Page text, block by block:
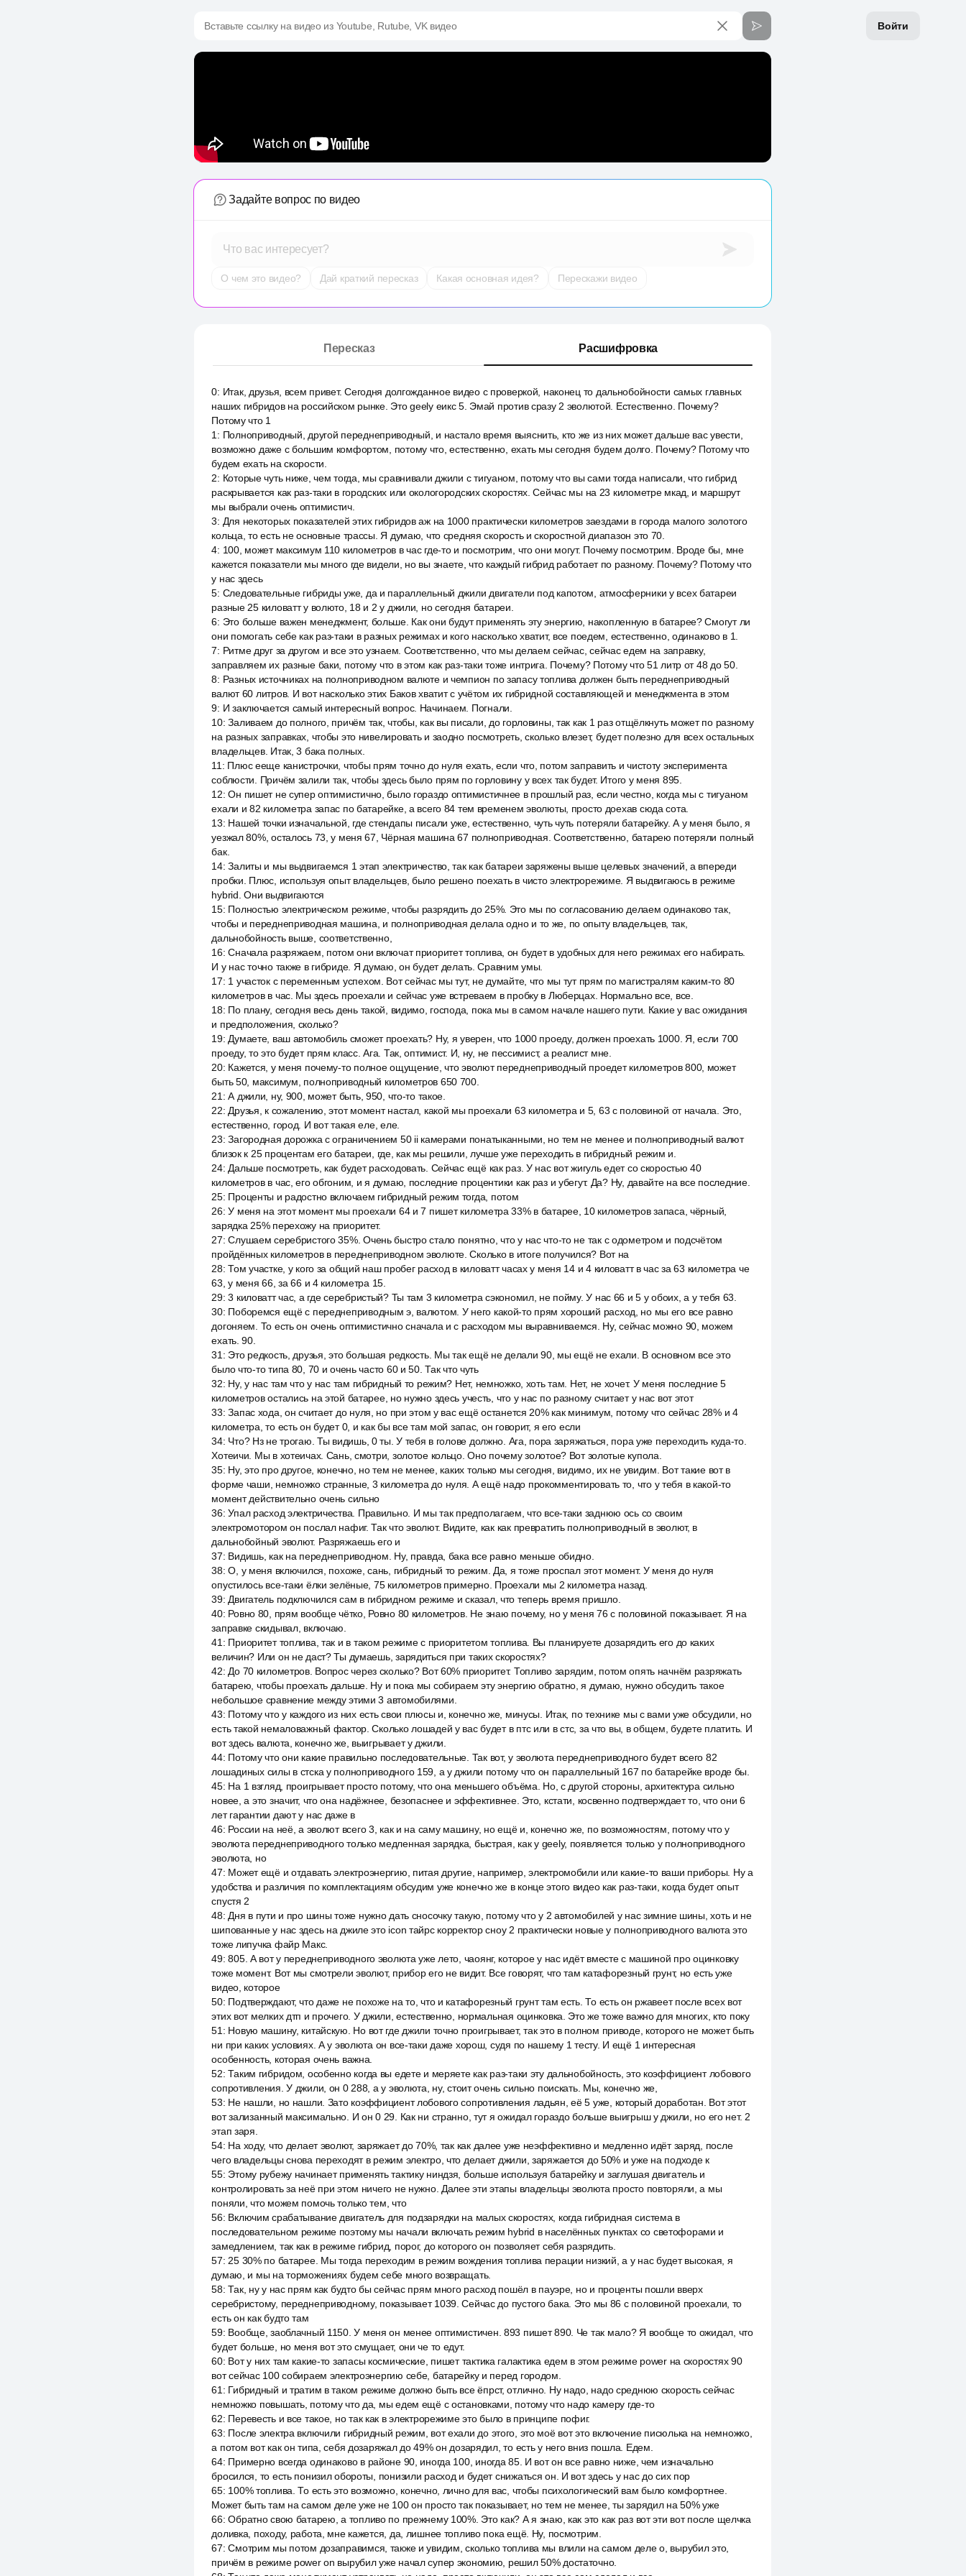
Войти
Вставьте ссылку на видео из Youtube, Rutube, VK видео
Задайте вопрос по видео
Что вас интересует?
О чем это видео? Дай краткий пересказ Какая основная идея? Перескажи видео
Пересказ Расшифровка
0: Итак, друзья, всем привет. Сегодня долгожданное видео с проверкой, наконец то дальнобойности самых главных
наших гибридов на российском рынке. Это geely еикс 5. Эмай против сразу 2 эволютой. Естественно. Почему?
Потому что 1
1 : Полноприводный, другой переднеприводный, и настало время выяснить, кто же из них может дальше вас увести,
возможно даже с большим комфортом, потому что, естественно, ехать мы сегодня будем долго. Почему? Потому что
будем ехать на скорости.
2: Которые чуть ниже, чем тогда, мы сравнивали джили с тигуаном, потому что вы сами тогда написали, что гибрид
раскрывается как раз-таки в городских или окологородских скоростях. Сейчас мы на 23 километре мкад, и маршрут
мы выбрали очень оптимистич.
3: Для некоторых показателей этих гибридов аж на 1000 практически километров заездами в города малого золотого
кольца, то есть не основные трассы. Я думаю, что средняя скорость и скоростной диапазон это 70.
4: 100, может максимум 110 километров в час где-то и посмотрим, что они могут. Почему посмотрим. Вроде бы, мне
кажется показатели мы много где видели, но вы знаете, что каждый гибрид работает по разному. Почему? Потому что
у нас здесь
5: Следовательные гибриды уже, да и параллельный джили двигатели под капотом, атмосферники у всех батареи
разные 25 киловатт у волюто, 18 и 2 у джили, но сегодня батареи.
6: Это больше важен менеджмент, больше. Как они будут применять эту энергию, накопленную в батарее? Смогут ли
они помогать себе как раз-таки в разных режимах и кого насколько хватит, все поедем, естественно, одинаково в 1.
7: Ритме друг за другом и все это узнаем. Соответственно, что мы делаем сейчас, сейчас едем на заправку,
заправляем их разные баки, потому что в этом как раз-таки тоже интрига. Почему? Потому что 51 литр от 48 до 50.
8: Разных источниках на полноприводном валюте и чемпион по запасу топлива должен быть переднеприводный
валют 60 литров. И вот насколько этих Баков хватит с учётом их гибридной составляющей и менеджмента в этом
9: И заключается самый интересный вопрос. Начинаем. Погнали.
10:Заливаем до полного, причём так, чтобы, как вы писали, до горловины, так как 1 раз отщёлкнуть может по разному
на разных заправках, чтобы это нивелировать и заодно посмотреть, сколько влезет, будет полезно для всех остальных
владельцев. Итак, 3 бака полных.
11 : Плюс ееще канистрочки, чтобы прям точно до нуля ехать, если что, потом заправить и чистоту эксперимента
соблюсти. Причём залили так, чтобы здесь было прям по горловину у всех так будет. Итого у меня 895.
12:Он пишет не супер оптимистично, было гораздо оптимистичнее в прошлый раз, если честно, когда мы с тигуаном
ехали и 82 километра запас по батарейке, а всего 84 тем временем эволюты, просто доехав сюда сота.
13: Нашей точки изначальной, где стендапы писали уже, естественно, чуть чуть потеряли батарейку. А у меня было, я
уезжал 80%, осталось 73, у меня 67, Чёрная машина 67 полноприводная. Соответственно, батарею потеряли полный
бак.
14:Залиты и мы выдвигаемся 1 этап электричество, так как батареи заряжены выше целевых значений, а впереди
пробки. Плюс, используя опыт владельцев, было решено поехать в чисто электрорежиме. Я выдвигаюсь в режиме
hybrid. Они выдвигаются
15: Полностью электрическом режиме, чтобы разрядить до 25%. Это мы по согласованию делаем одинаково так,
чтобы и переднеприводная машина, и полноприводная делала одно и то же, по опыту владельцев, так,
дальнобойность выше, соответственно,
16:Сначала разряжаем, потом они включат приоритет топлива, он будет в удобных для него режимах его набирать.
И у нас точно также в гибриде. Я думаю, он будет делать. Сравним умы.
17: 1 участок с переменным успехом. Вот сейчас мы тут, не думайте, что мы тут прям по магистралям каким-то 80
километров в час. Мы здесь проехали и сейчас уже встреваем в пробку в Люберцах. Нормально все, все.
18: По плану, сегодня весь день такой, видимо, господа, пока мы в самом начале нашего пути. Какие у вас ожидания
и предположения, сколько?
19: Думаете, ваш автомобиль сможет проехать? Ну, я уверен, что 1000 проеду, должен проехать 1000. Я, если 700
проеду, то это будет прям класс. Ага. Так, оптимист. И, ну, не пессимист, а реалист мне.
20: Кажется, у меня почему-то полное ощущение, что эволют переднеприводный проедет километров 800, может
быть 50, максимум, полноприводный километров 650 700.
21 :А джили, ну, 900, может быть, 950, что-то такое.
22: Друзья, к сожалению, этот момент настал, какой мы проехали 63 километра и 5, 63 с половиной от начала. Это,
естественно, город. И вот такая еле, еле.
23:Загородная дорожка с ограничением 50 ii камерами понатыканными, но тем не менее и полноприводный валют
близок к 25 процентам его батареи, где, как мы решили, лучше уже переходить в гибридный режим и.
24: Дальше посмотреть, как будет расходовать. Сейчас ещё как раз. У нас вот жигуль едет со скоростью 40
километров в час, его обгоним, и я думаю, последние процентики как раз и убегут. Да? Ну, давайте на все последние.
25: Проценты и радостно включаем гибридный режим тогда, потом
26:У меня на этот момент мы проехали 64 и 7 пишет километра 33% в батарее, 10 километров запаса, чёрный,
зарядка 25% перехожу на приоритет.
27:Слушаем серебристого 35%. Очень быстро стало понятно, что у нас что-то не так с одометром и подсчётом
пройдённых километров в переднеприводном эволюте. Сколько в итоге получился? Вот на
28:Том участке, у кого за общий наш пробег расход в киловатт часах у меня 14 и 4 киловатт в час за 63 километра че
63, у меня 66, за 66 и 4 километра 15.
29:3 киловатт час, а где серебристый? Ты там 3 километра сэкономил, не пойму. У нас 66 и 5 у обоих, а у тебя 63.
30: Поборемся ещё с переднеприводным э, валютом. У него какой-то прям хороший расход, но мы его все равно
догоняем. То есть он очень оптимистично сначала и с расходом мы выравниваемся. Ну, сейчас можно 90, можем
ехать. 90.
31 : Это редкость, друзья, это большая редкость. Мы так ещё не делали 90, мы ещё не ехали. В основном все это
было что-то типа 80, 70 и очень часто 60 и 50. Так что чуть
32: Ну, у нас там что у нас там гибридный то режим? Нет, немножко, хоть там. Нет, не хочет. У меня последние 5
километров остались на этой батарее, но нужно здесь учесть, что у нас по разному считает у нас вот этот
33:Запас хода, он считает до нуля, но при этом у вас ещё останется 20% как минимум, потому что сейчас 28% и 4
километра, то есть он будет 0, и как бы все там мой запас, он говорит, я его если
34: Что? Нз не трогаю. Ты видишь, 0 ты. У тебя в голове должно. Ага, пора заряжаться, пора уже переходить куда-то.
Хотеичи. Мы в хотеичах. Сань, смотри, золотое кольцо. Оно почему золотое? Вот золотые купола.
35: Ну, это про другое, конечно, но тем не менее, каких только мы сегодня, видимо, их не увидим. Вот такие вот в
форме чаши, немножко странные, 3 километра до нуля. А ещё надо прокомментировать то, что у тебя в какой-то
момент действительно очень сильно
36:Упал расход электричества. Правильно. И мы так предполагаем, что все-таки заднюю ось со своим
электромотором он послал нафиг. Так что эволют. Видите, как как превратить полноприводный в эволют, в
дальнобойный эволют. Разряжаешь его и
37: Видишь, как на переднеприводном. Ну, правда, бака все равно меньше обидно.
38:О, у меня включился, похоже, сань, гибридный то режим. Да, я тоже проспал этот момент. У меня до нуля
опустилось все-таки ёлки зелёные, 75 километров примерно. Проехали мы 2 километра назад.
39: Двигатель подключился сам в гибридном режиме и сказал, что теперь время пришло.
40: Ровно 80, прям вообще чётко, Ровно 80 километров. Не знаю почему, но у меня 76 с половиной показывает. Я на
заправке скидывал, включаю.
41 : Приоритет топлива, так и в таком режиме с приоритетом топлива. Вы планируете дозарядить его до каких
величин? Или он не даст? Ты думаешь, зарядиться при таких скоростях?
42: До 70 километров. Вопрос через сколько? Вот 60% приоритет. Топливо зарядим, потом опять начнём разряжать
батарею, чтобы проехать дальше. Ну и пока мы собираем эту энергию обратно, я думаю, нужно обсудить такое
небольшое сравнение между этими 3 автомобилями.
43: Потому что у каждого из них есть свои плюсы и, конечно же, минусы. Итак, по технике мы с вами уже обсудили, но
есть такой немаловажный фактор. Сколько лошадей у вас будет в птс или в стс, за что вы, в общем, будете платить. И
вот здесь валюта, конечно же, выигрывает у джили.
44: Потому что они какие правильно последовательные. Так вот, у эволюта переднеприводного будет всего 82
лошадиных силы в стска у полноприводного 159, а у джили потому что он параллельный 167 по батарейке вроде бы.
45: На 1 взгляд, проигрывает просто потому, что она меньшего объёма. Но, с другой стороны, архитектура сильно
новее, а это значит, что она надёжнее, безопаснее и эффективнее. Это, кстати, косвенно подтверждает то, что они 6
лет гарантии дают у нас даже в
46: России на неё, а эволют всего 3, как и на саму машину, но ещё и, конечно же, по возможностям, потому что у
эволюта переднеприводного только медленная зарядка, быстрая, как у geely, появляется только у полноприводного
эволюта, но
47: Может ещё и отдавать электроэнергию, питая другие, например, электромобили или какие-то ваши приборы. Ну а
удобства и различия по комплектациям обсудим уже конечно же в конце этого видео как раз-таки, когда будет опыт
спустя 2
48: Дня в пути и про шины тоже нужно дать сносочку такую, потому что у 2 автомобилей у нас зимние шины, хоть и не
шипованные у нас здесь на джиле это icon тайрс корректор сноу 2 практически новые у полноприводного валюта это
тоже липучка файр Макс.
49:805. А вот у переднеприводного эволюта уже лето, чаоянг, которое у нас идёт вместе с машиной про оцинковку
тоже момент. Вот мы смотрели эволют, прибор его не видит. Все говорят, что там катафорезный грунт, но есть уже
видео, которое
50: Подтверждают, что даже не похоже на то, что и катафорезный грунт там есть. То есть он ржавеет после всех вот
этих вот мелких дтп и прочего. У джили, естественно, нормальная оцинковка. Это же тоже важно для многих, кто поку
51 : Новую машину, китайскую. Но вот где джили точно проигрывает, так это в полном приводе, которого не может быть
ни при каких условиях. А у эволюта он все-таки даже хорош, судя по нашему 1 тесту. И ещё 1 интересная
особенность, которая очень важна.
52:Таким гибридом, особенно когда вы едете и меряете как раз-таки эту дальнобойность, это коэффициент лобового
сопротивления. У джили, он 0 288, а у эволюта, ну, стоит очень сильно поискать. Мы, конечно же,
53: Не нашли, но нашли. Зато коэффициент лобового сопротивления ладьян, её 5 уже, который доработан. Вот этот
вот зализанный максимально. И он 0 29. Как ни странно, тут я ожидал гораздо больше выигрыш у джили, но его нет. 2
этап заря.
54: На ходу, что делает эволют, заряжает до 70%, так как далее уже неэффективно и медленно идёт заряд, после
чего владельцы снова переходят в режим электро, что делает джили, заряжается до 50% и уже на подходе к
55: Этому рубежу начинает применять тактику ниндзя, больше используя батарейку и заглушая двигатель и
контролировать за неё при этом ничего не нужно. Далее эти этапы владельцы эволюта просто повторяли, а мы
поняли, что можем помочь только тем, что
56: Включим срабатывание двигатель для подзарядки на малых скоростях, когда гибридная система в
последовательном режиме поэтому мы начали включать режим hybrid в населённых пунктах со светофорами и
замедлением, так как в режиме гибрид, порог, до которого он позволяет себя разрядить.
57: 25 30% по батарее. Мы тогда переходим в режим вождения топлива перации низкий, а у нас будет высокая, я
думаю, и мы на торможениях будем себе много возвращать.
58:Так, ну у нас прям как будто бы сейчас прям много расход пошёл в пауэре, но и проценты пошли вверх
серебристому, переднеприводному, показывает 1039. Сейчас до пустого бака. Это мы 86 с половиной проехали, то
есть он как будто там
59: Вообще, заоблачный 1150. У меня он менее оптимистичен. 893 пишет 890. Че так мало? Я вообще то ожидал, что
будет больше, но меня вот это смущает, они че то едут.
60: Вот у них там какие-то запасы космические, пишет тактика галактика едем в этом режиме power на скоростях 90
вот сейчас 100 собираем электроэнергию себе, батарейку и перед городом.
61 : Гибридный и тратим в таком режиме должно быть все ёпрст, отлично. Ну надо, надо среднюю скорость сейчас
немножко повышать, потому что да, мы едем ещё с остановками, потому что надо камеру где-то
62: Перевесть и все такое, но так как в электрорежиме это было в принципе пофиг.
63: После электра включили гибридный режим, вот ехали до этого, это моё вот это включение писюлька на немножко,
а потом вот как он типа, себя дозаряжал до 49% он дозарядил, то есть у него вниз пошла. Едем.
64: Примерно всегда одинаково в районе 90, иногда 100, иногда 85. И вот он все равно ниже, чем изначально
бросился, то есть понизил обороты, понизили расход и будет снижаться он. И вот здесь у нас до сих пор
65: 100% топлива. То есть это возможно, конечно, лично для вас, чтобы психологический вам было комфортнее.
Может быть там на самом деле уже не 100 он просто так показывает, но тем не менее, ты зарядил на 50% уже
66:Обратно свою батарею, а топливо по прежнему 100%. Это как? А я знаю, как это как раз вот эти вот после щелчка
доливка, походу, работа, мне кажется, да, лишнее топливо пока ещё. Ну, посмотрим.
67:Смотрим мы потом дозаправимся, также и увидим, сколько топлива мы влили на самом деле о, вырубил это,
причём в режиме power on вырубил уже начал супер экономию, решил 50% достаточно.